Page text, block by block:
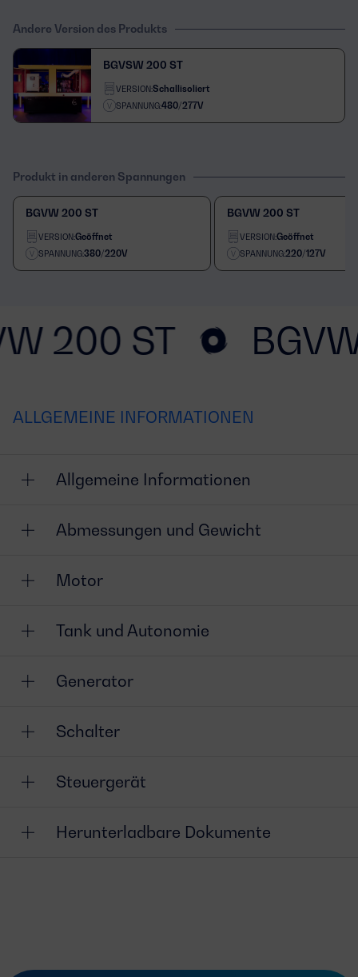
Andere Version des Produkts
BGVSW 200 ST
VERSION:Schallisoliert
SPANNUNG:480/277V
Produkt in anderen Spannungen
BGVW 200 ST
VERSION:Geöffnet
SPANNUNG:380/220V
BGVW 200 ST
VERSION:Geöffnet
SPANNUNG:220/127V
200 ST
ALLGEMEINE INFORMATIONEN
Allgemeine Informationen
Abmessungen und Gewicht
Motor
Tank und Autonomie
Generator
Schalter
Steuergerät
Herunterladbare Dokumente